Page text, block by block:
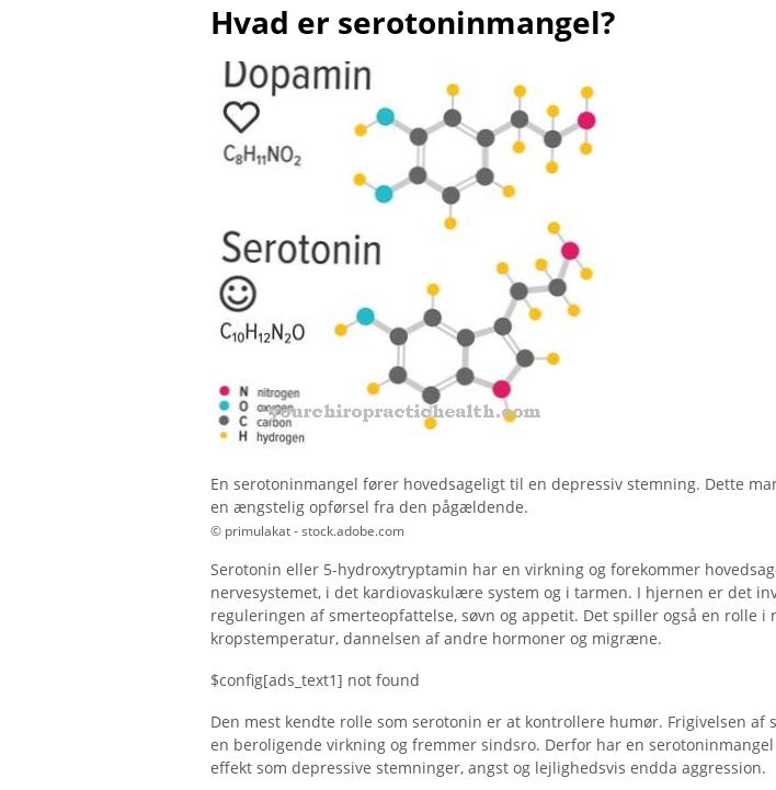
Hvad er serotoninmangel?
En serotoninmangel fører hovedsageligt til en depressiv stemning. Dette
en ængstelig opførsel fra den pågældende.
© primulakat - stock.adobe.com
Serotonin eller 5-hydroxytryptamin har en virkning og forekommer
nervesystemet, i det kardiovaskulære system og i tarmen. I hjernen er det
reguleringen af ​​smerteopfattelse, søvn og appetit. Det spiller også en rolle i
kropstemperatur, dannelsen af ​​andre hormoner og migræne.
$config[ads_text1] not found
Den mest kendte rolle som serotonin er at kontrollere humør. Frigivelsen af
en beroligende virkning og fremmer sindsro. Derfor har en
effekt som depressive stemninger, angst og lejlighedsvis endda aggression.